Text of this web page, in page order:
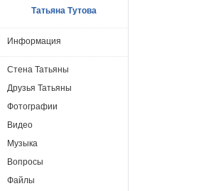
Татьяна Тутова
Информация
Стена Татьяны
Друзья Татьяны
Фотографии
Видео
Музыка
Вопросы
Файлы